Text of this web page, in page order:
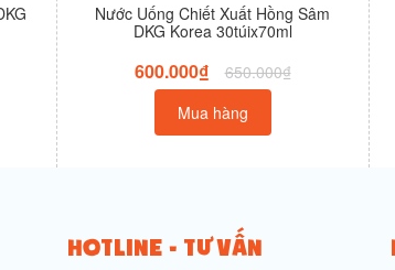
Nước Uống Chiết Xuất Hồng Sâm
DKG Korea 30túix70ml
600.000₫
650.000₫
Mua hàng
HOTLINE - TƯ VẤN